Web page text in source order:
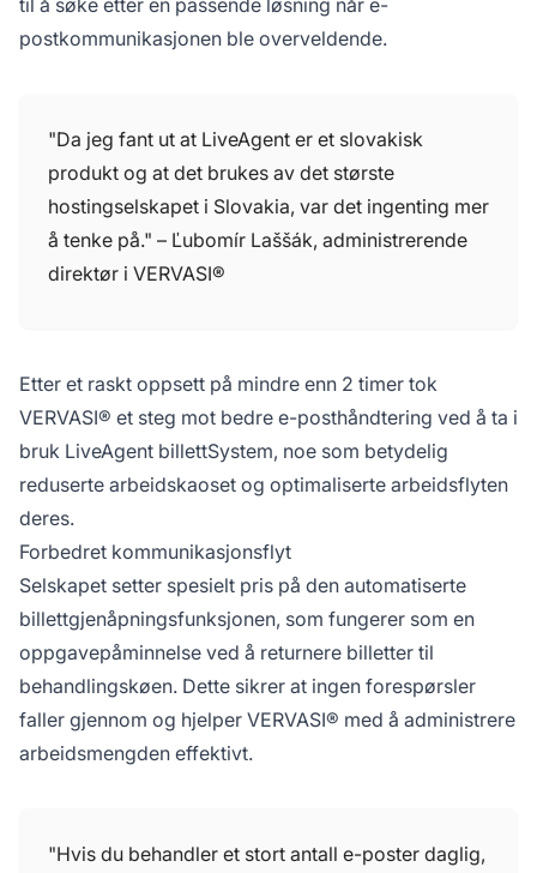
postkommunikasjonen ble overveldende.
"Da jeg fant ut at LiveAgent er et slovakisk
produkt og at det brukes av det største
hostingselskapet i Slovakia, var det ingenting mer
å tenke på." – Ľubomír Laššák, administrerende
direktør i VERVASI®
Etter et raskt oppsett på mindre enn 2 timer tok
VERVASI® et steg mot bedre e-posthåndtering ved å ta i
bruk LiveAgent billettSystem, noe som betydelig
reduserte arbeidskaoset og optimaliserte arbeidsflyten
deres.
Forbedret kommunikasjonsflyt
Selskapet setter spesielt pris på den automatiserte
billettgjenåpningsfunksjonen, som fungerer som en
oppgavepåminnelse ved å returnere billetter til
behandlingskøen. Dette sikrer at ingen forespørsler
faller gjennom og hjelper VERVASI® med å administrere
arbeidsmengden effektivt.
"Hvis du behandler et stort antall e-poster daglig,